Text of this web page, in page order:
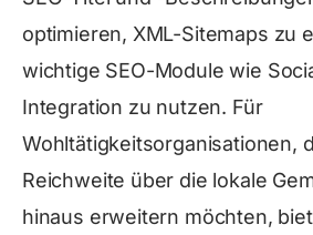
optimieren, XML-Sitemaps zu
wichtige SEO-Module wie
Integration zu nutzen. Für
Wohltätigkeitsorganisationen,
Reichweite über die lokale
hinaus erweitern möchten,